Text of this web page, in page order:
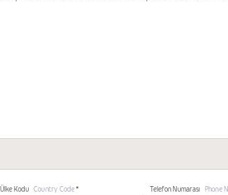
Ülke Kodu Country Code* Telefon Numarası Phone